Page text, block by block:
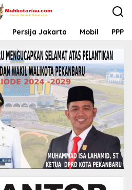
Persija Jakarta Mobil PPP